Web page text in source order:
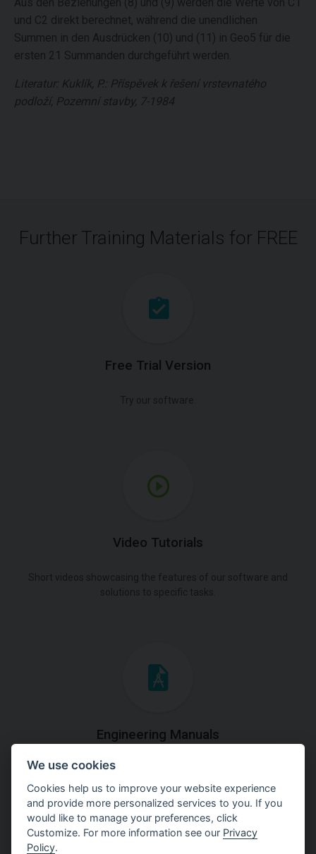
und C2 direkt berechnet, während die unendlichen
Summen in den Ausdrücken (10) und (11) in Geo5 für die
ersten 21 Summanden durchgeführt werden.
Literatur: Kuklík, P.: Příspěvek k řešení vrstevnatého
podloží, Pozemní stavby, 7-1984
Further Training Materials for FREE
Free Trial Version
Video Tutorials
Engineering Manuals
Step by steps guides on how
to solve a specific tasks.
We use cookies
Cookies help us to improve your website experience
and provide more personalized services to you. If you
would like to manage your preferences, click
Customize. For more information see our Privacy
Policy.